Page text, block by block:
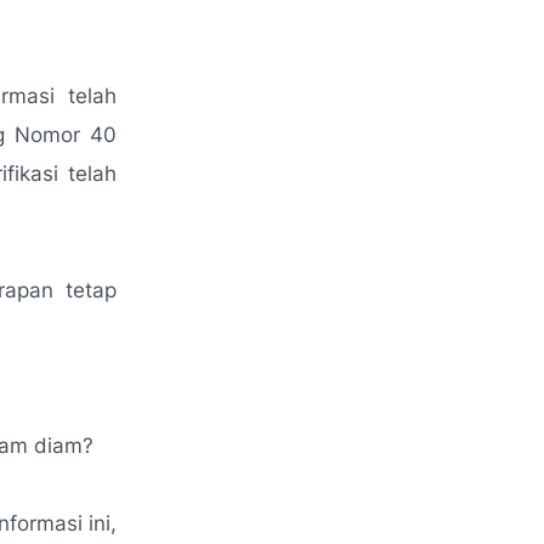
telah
Nomor 40
telah
tetap
diam?
ini,